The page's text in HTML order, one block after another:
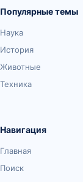
Популярные темы
Наука
История
Животные
Техника
Навигация
Главная
Поиск